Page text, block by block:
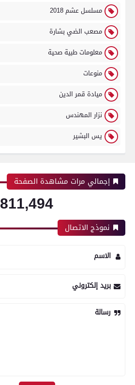
مسلسل عشم 2018
مصعب الضي بشارة
معلومات طبية صحية
منوعات
ميادة قمر الدين
نزار المهندس
يس البشير
إجمالي مرات مشاهدة الصفحة
811,494
نموذج الاتصال
الاسم
بريد إلكتروني
رسالة